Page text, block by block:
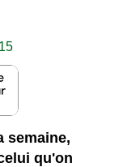
semaine,
qu'on